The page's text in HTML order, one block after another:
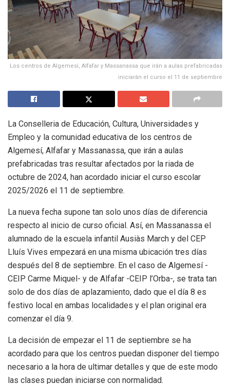
Los centros de Algemesí, Alfafar y Massanassa que irán a aulas prefabricadas
iniciarán el curso el 11 de septiembre
La Conselleria de Educación, Cultura, Universidades y
Empleo y la comunidad educativa de los centros de
Algemesí, Alfafar y Massanassa, que irán a aulas
prefabricadas tras resultar afectados por la riada de
octubre de 2024, han acordado iniciar el curso escolar
2025/2026 el 11 de septiembre.
La nueva fecha supone tan solo unos días de diferencia
respecto al inicio de curso oficial. Así, en Massanassa el
alumnado de la escuela infantil Ausiàs March y del CEP
Lluís Vives empezará en una misma ubicación tres días
después del 8 de septiembre. En el caso de Algemesí -
CEIP Carme Miquel- y de Alfafar -CEIP l’Orba-, se trata tan
solo de dos días de aplazamiento, dado que el día 8 es
festivo local en ambas localidades y el plan original era
comenzar el día 9.
La decisión de empezar el 11 de septiembre se ha
acordado para que los centros puedan disponer del tiempo
necesario a la hora de ultimar detalles y que de este modo
las clases puedan iniciarse con normalidad.